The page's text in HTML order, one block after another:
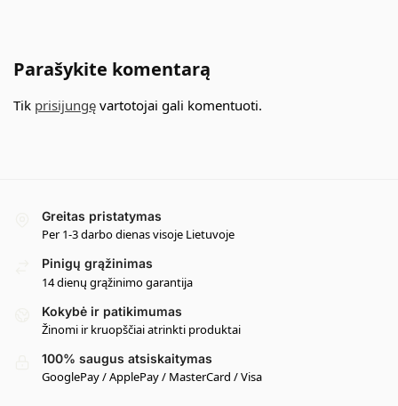
Parašykite komentarą
Tik prisijungę vartotojai gali komentuoti.
Greitas pristatymas
Per 1-3 darbo dienas visoje Lietuvoje
Pinigų grąžinimas
14 dienų grąžinimo garantija
Kokybė ir patikimumas
Žinomi ir kruopščiai atrinkti produktai
100% saugus atsiskaitymas
GooglePay / ApplePay / MasterCard / Visa